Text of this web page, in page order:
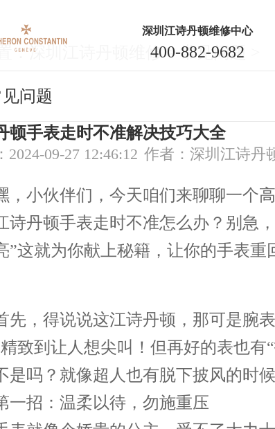
深圳江诗丹顿维修中心
400-882-9682
：深圳江诗丹顿维修>常见问题
问题
顿手表走时不准解决技巧大全
2024-09-27 12:46:12 作者：深圳江诗丹
小伙伴们，今天咱们来聊聊一个高
丹顿手表走时不准怎么办？别急
”这就为你献上秘籍，让你的手表重
，得说说这江诗丹顿，那可是腕表
致到让人想尖叫！但再好的表也有
是吗？就像超人也有脱下披风的时候
招：温柔以待，勿施重压